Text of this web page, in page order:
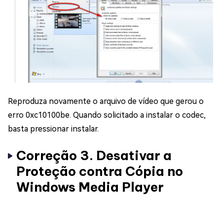
Reproduza novamente o arquivo de vídeo que gerou o
erro 0xc10100be. Quando solicitado a instalar o codec,
basta pressionar instalar.
Correção 3. Desativar a
Proteção contra Cópia no
Windows Media Player